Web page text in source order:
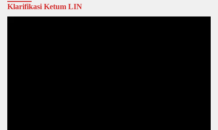
Klarifikasi Ketum LIN